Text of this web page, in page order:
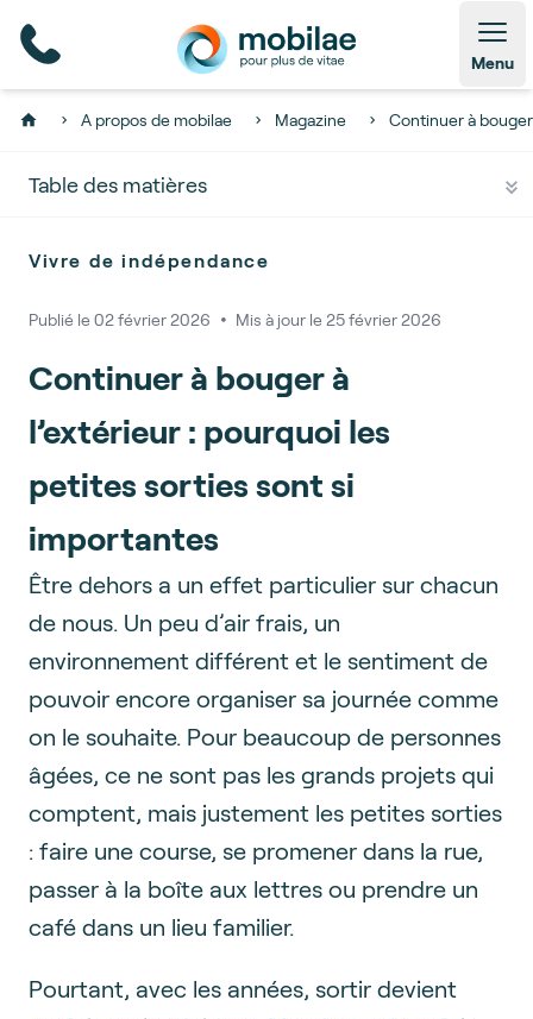
Menu
Home A propos de mobilae Magazine Continuer à
Table des matières
Vivre de indépendance
Publié le 02 février 2026 🞄 Mis à jour le 25 février 2026
Continuer à bouger à
l’extérieur : pourquoi les
petites sorties sont si
importantes
Être dehors a un effet particulier sur chacun
de nous. Un peu d’air frais, un
environnement différent et le sentiment de
pouvoir encore organiser sa journée comme
on le souhaite. Pour beaucoup de personnes
âgées, ce ne sont pas les grands projets qui
comptent, mais justement les petites sorties
: faire une course, se promener dans la rue,
passer à la boîte aux lettres ou prendre un
café dans un lieu familier.
Pourtant, avec les années, sortir devient